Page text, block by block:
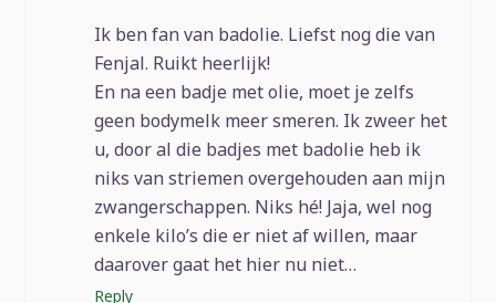
Ik ben fan van badolie. Liefst nog die van
Fenjal. Ruikt heerlijk!
En na een badje met olie, moet je zelfs
geen bodymelk meer smeren. Ik zweer het
u, door al die badjes met badolie heb ik
niks van striemen overgehouden aan mijn
zwangerschappen. Niks hé! Jaja, wel nog
enkele kilo’s die er niet af willen, maar
daarover gaat het hier nu niet…
Reply